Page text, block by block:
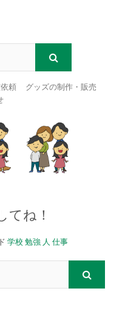
頼
グッズの制作・販売
てね！
学校 勉強 人 仕事